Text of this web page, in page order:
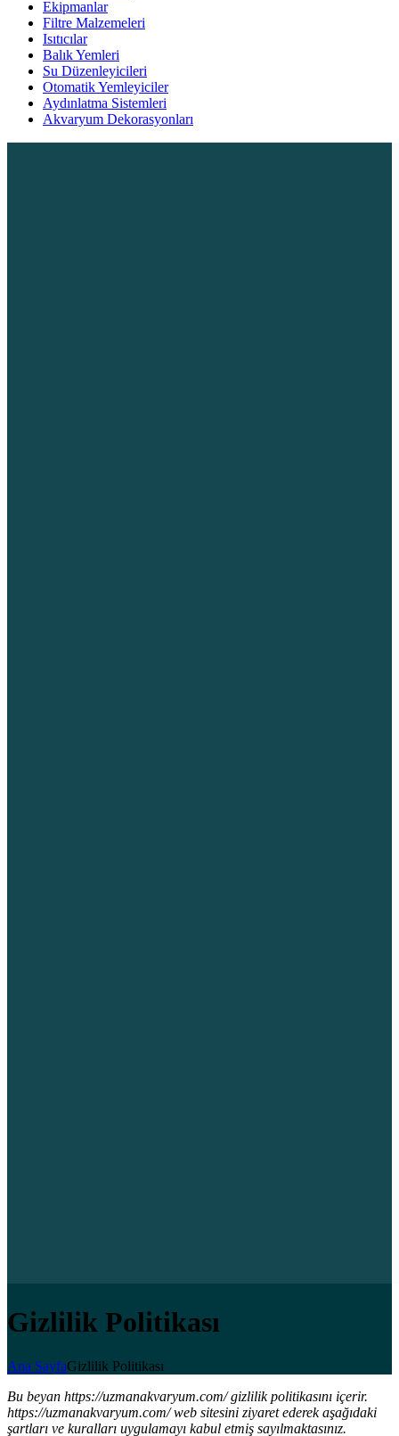
Ekipmanlar
Filtre Malzemeleri
Isıtıcılar
Balık Yemleri
Su Düzenleyicileri
Otomatik Yemleyiciler
Aydınlatma Sistemleri
Akvaryum Dekorasyonları
Gizlilik Politikası
Ana SayfaGizlilik Politikası
Bu beyan https://uzmanakvaryum.com/ gizlilik politikasını içerir.
https://uzmanakvaryum.com/ web sitesini ziyaret ederek aşağıdaki
şartları ve kuralları uygulamayı kabul etmiş sayılmaktasınız.